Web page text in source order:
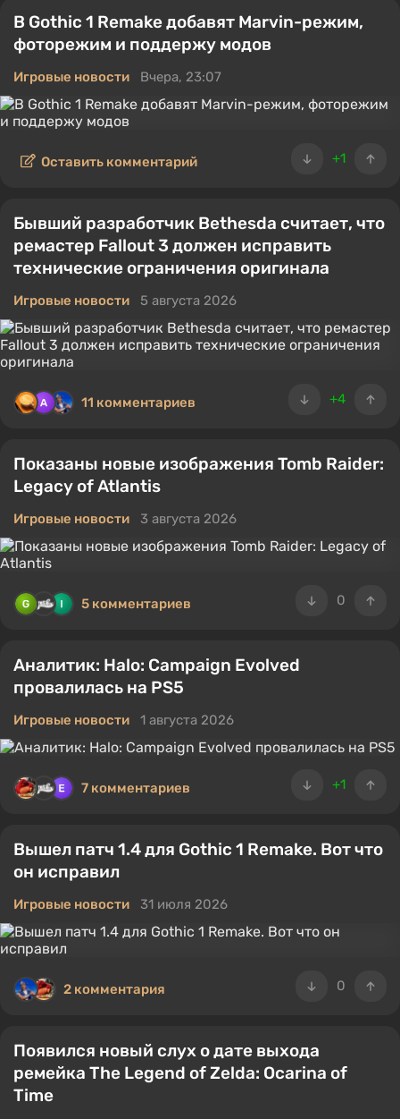
В Gothic 1 Remake добавят Marvin-режим,
фоторежим и поддержу модов
Игровые новости Вчера, 23:07
+1
Оставить комментарий
Бывший разработчик Bethesda считает, что
ремастер Fallout 3 должен исправить
технические ограничения оригинала
Игровые новости 5 августа 2026
+4
11 комментариев
Показаны новые изображения Tomb Raider:
Legacy of Atlantis
Игровые новости 3 августа 2026
0
5 комментариев
Аналитик: Halo: Campaign Evolved
провалилась на PS5
Игровые новости 1 августа 2026
+1
7 комментариев
Вышел патч 1.4 для Gothic 1 Remake. Вот что
он исправил
Игровые новости 31 июля 2026
0
2 комментария
Появился новый слух о дате выхода
ремейка The Legend of Zelda: Ocarina of
Time